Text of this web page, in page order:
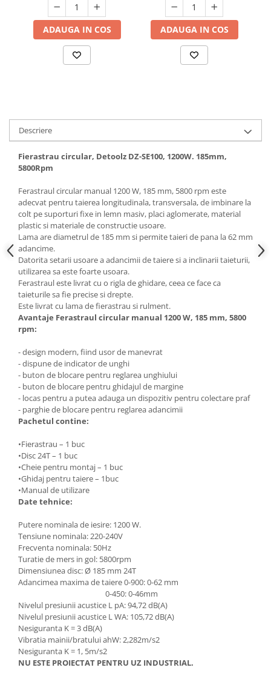
Hote bucatarie
Consumabile
Hote cupolare
Hote telescopice
Hote traditionale
Masini de Spalat Rufe & Uscatoare
Accesorii masini de spalat &
uscatoare
Masini automate de spalat rufe
Masini de spalat rufe cu uscator
Masini de spalat rufe verticale
Uscatoare de rufe
Masini de spalat vase
Masini de spalat vase incorporabile
Masini de spalat vase
independente
Motoburghiu/Foreza pamant
Pachete Incorporabile
Pirostrii & Arzatoare
Plasa umbrire
Pompe de stropit
Radiatoare
Semanatoare,Plantatoare
Sere
Sobe pe gaz & electrice
Suflante & Aspiratoare
Suflante Frunze
Unelte Gradinarit
Ventilatoare & Sisteme Racire
Aparate de aer conditionat
Ventilatoare
Zootehnie
Foarfeci tuns oi
Incubatoare oua
ADAUGA IN COS ADAUGA IN COS
Descriere
Fierastrau circular, Detoolz DZ-SE100, 1200W. 185mm,
5800Rpm
Ferastraul circular manual 1200 W, 185 mm, 5800 rpm este
adecvat pentru taierea longitudinala, transversala, de imbinare la
colt pe suporturi fixe in lemn masiv, placi aglomerate, material
plastic si materiale de constructie usoare.
Lama are diametrul de 185 mm si permite taieri de pana la 62 mm
adancime.
Datorita setarii usoare a adancimii de taiere si a inclinarii taieturii,
utilizarea sa este foarte usoara.
Ferastraul este livrat cu o rigla de ghidare, ceea ce face ca
taieturile sa fie precise si drepte.
Este livrat cu lama de fierastrau si rulment.
Avantaje Ferastraul circular manual 1200 W, 185 mm, 5800
rpm:
- design modern, fiind usor de manevrat
- dispune de indicator de unghi
- buton de blocare pentru reglarea unghiului
- buton de blocare pentru ghidajul de margine
- locas pentru a putea adauga un dispozitiv pentru colectare praf
- parghie de blocare pentru reglarea adancimii
Pachetul contine:
•Fierastrau – 1 buc
•Disc 24T – 1 buc
•Cheie pentru montaj – 1 buc
•Ghidaj pentru taiere – 1buc
•Manual de utilizare
Date tehnice:
Putere nominala de iesire: 1200 W.
Tensiune nominala: 220-240V
Frecventa nominala: 50Hz
Turatie de mers in gol: 5800rpm
Dimensiunea disc: Ø 185 mm 24T
Adancimea maxima de taiere 0-900: 0-62 mm
0-450: 0-46mm
Nivelul presiunii acustice L pA: 94,72 dB(A)
Nivelul presiunii acustice L WA: 105,72 dB(A)
Nesiguranta K = 3 dB(A)
Vibratia mainii/bratului ahW: 2,282m/s2
Nesiguranta K = 1, 5m/s2
NU ESTE PROIECTAT PENTRU UZ INDUSTRIAL.